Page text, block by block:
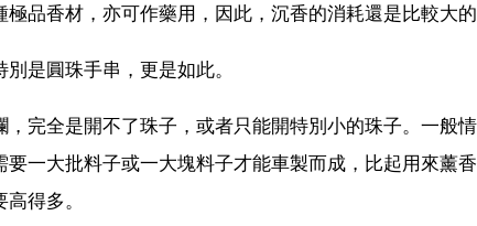
品香材，亦可作藥用，因此，沉香的消耗還是比較大
是圓珠手串，更是如此。
完全是開不了珠子，或者只能開特別小的珠子。一般
一大批料子或一大塊料子才能車製而成，比起用來薰
得多。